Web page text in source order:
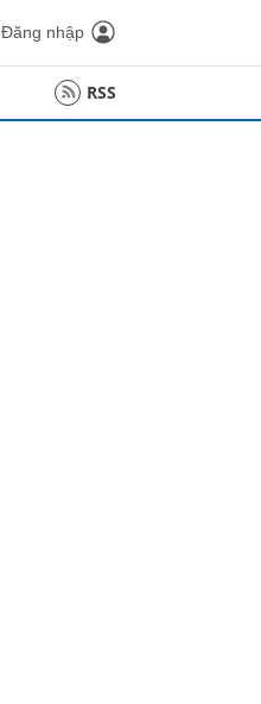
Đăng nhập
RSS